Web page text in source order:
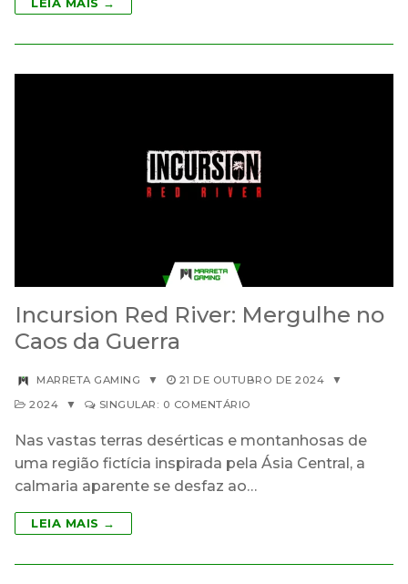
Incursion Red River: Mergulhe no
Caos da Guerra
MARRETA GAMING ▼ 21 DE OUTUBRO DE 2024
▼
2024
▼ SINGULAR: 0 COMENTÁRIO
Nas vastas terras desérticas e montanhosas de
uma região fictícia inspirada pela Ásia Central, a
calmaria aparente se desfaz ao…
LEIA MAIS →